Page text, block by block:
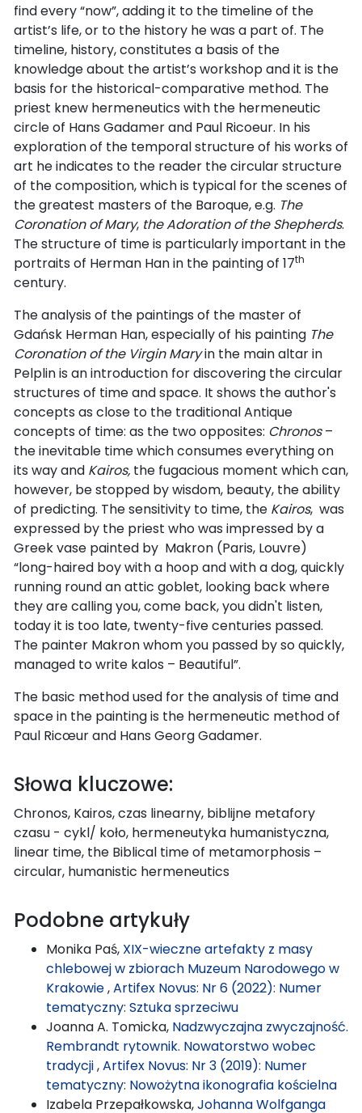
find every “now”, adding it to the timeline of the
artist’s life, or to the history he was a part of. The
timeline, history, constitutes a basis of the
knowledge about the artist’s workshop and it is the
basis for the historical-comparative method. The
priest knew hermeneutics with the hermeneutic
circle of Hans Gadamer and Paul Ricoeur. In his
exploration of the temporal structure of his works of
art he indicates to the reader the circular structure
of the composition, which is typical for the scenes of
the greatest masters of the Baroque, e.g. The
Coronation of Mary, the Adoration of the Shepherds.
The structure of time is particularly important in the
portraits of Herman Han in the painting of 17th
century.
The analysis of the paintings of the master of
Gdańsk Herman Han, especially of his painting The
Coronation of the Virgin Maryin the main altar in
Pelplin is an introduction for discovering the circular
structures of time and space. It shows the author's
concepts as close to the traditional Antique
concepts of time: as the two opposites: Chronos–
the inevitable time which consumes everything on
its way and Kairos, the fugacious moment which can,
however, be stopped by wisdom, beauty, the ability
of predicting. The sensitivity to time, the Kairos, was
expressed by the priest who was impressed by a
Greek vase painted by Makron (Paris, Louvre)
“long-haired boy with a hoop and with a dog, quickly
running round an attic goblet, looking back where
they are calling you, come back, you didn't listen,
today it is too late, twenty-five centuries passed.
The painter Makron whom you passed by so quickly,
managed to write kalos – Beautiful”.
The basic method used for the analysis of time and
space in the painting is the hermeneutic method of
Paul Ricœur and Hans Georg Gadamer.
Słowa kluczowe:
Chronos, Kairos, czas linearny, biblijne metafory
czasu - cykl/ koło, hermeneutyka humanistyczna,
linear time, the Biblical time of metamorphosis –
circular, humanistic hermeneutics
Podobne artykuły
Monika Paś, XIX-wieczne artefakty z masy
chlebowej w zbiorach Muzeum Narodowego w
Krakowie,Artifex Novus: Nr 6 (2022): Numer
tematyczny: Sztuka sprzeciwu
Joanna A. Tomicka, Nadzwyczajna zwyczajność.
Rembrandt rytownik. Nowatorstwo wobec
tradycji,Artifex Novus: Nr 3 (2019): Numer
tematyczny: Nowożytna ikonografia kościelna
Izabela Przepałkowska,Johanna Wolfganga